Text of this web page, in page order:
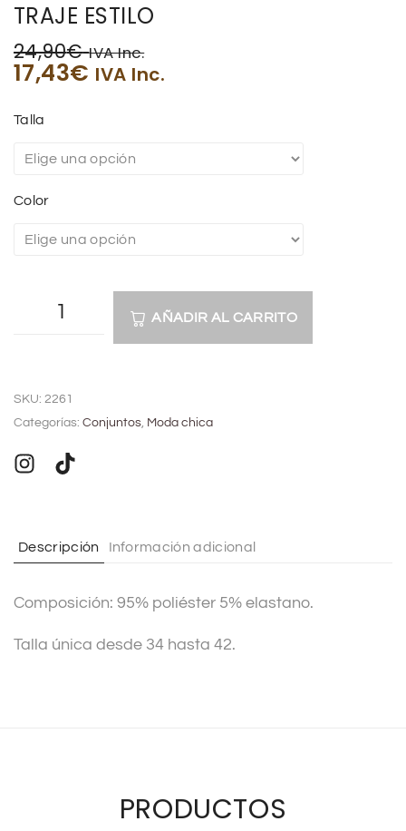
TRAJE ESTILO
24,90€ IVA Inc.
17,43€ IVA Inc.
Talla
Color
AÑADIR AL CARRITO
t
r
i
e
:
SKU: 2261
Categorías: Conjuntos, Moda chica
Descripción Información adicional
Composición: 95% poliéster 5% elastano.
Talla única desde 34 hasta 42.
PRODUCTOS